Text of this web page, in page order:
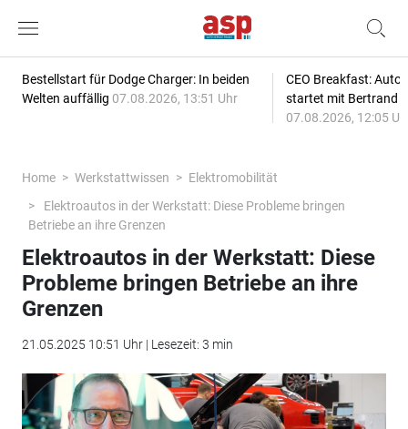
Bestellstart für Dodge Charger: In beiden
Welten auffällig 07.08.2026, 13:51 Uhr
CEO Breakfast:
startet mit Bertrand
07.08.2026, 12:05
Home Werkstattwissen
Elektromobilität
Elektroautos in der Werkstatt: Diese Probleme bringen
Betriebe an ihre Grenzen
Elektroautos in der Werkstatt: Diese
Probleme bringen Betriebe an ihre
Grenzen
21.05.2025 10:51 Uhr | Lesezeit: 3 min